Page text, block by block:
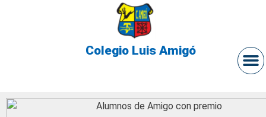
Colegio Luis Amigó